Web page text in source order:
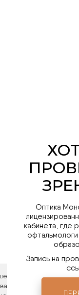
работы сайта.
файлов cookies.
Оптика
кабинета, где
Запись на